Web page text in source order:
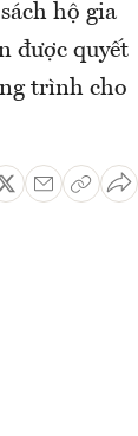
hộ gia
được quyết
trình cho